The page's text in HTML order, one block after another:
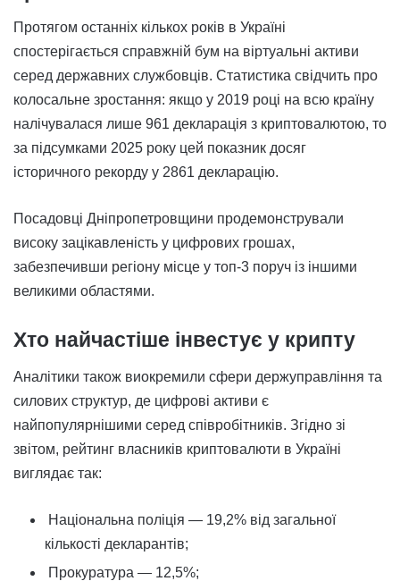
Протягом останніх кількох років в Україні
спостерігається справжній бум на віртуальні активи
серед державних службовців. Статистика свідчить про
колосальне зростання: якщо у 2019 році на всю країну
налічувалася лише 961 декларація з криптовалютою, то
за підсумками 2025 року цей показник досяг
історичного рекорду у 2861 декларацію.
Посадовці Дніпропетровщини продемонстрували
високу зацікавленість у цифрових грошах,
забезпечивши регіону місце у топ-3 поруч із іншими
великими областями.
Хто найчастіше інвестує у крипту
Аналітики також виокремили сфери держуправління та
силових структур, де цифрові активи є
найпопулярнішими серед співробітників. Згідно зі
звітом, рейтинг власників криптовалюти в Україні
виглядає так:
Національна поліція — 19,2% від загальної
кількості декларантів;
Прокуратура — 12,5%;